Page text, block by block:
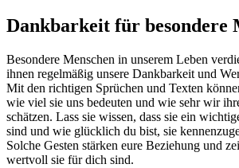
Dankbarkeit für besondere
Besondere Menschen in unserem Leben
ihnen regelmäßig unsere Dankbarkeit und
Mit den richtigen Sprüchen und Texten
wie viel sie uns bedeuten und wie sehr wir
schätzen. Lass sie wissen, dass sie ein
sind und wie glücklich du bist, sie
Solche Gesten stärken eure Beziehung und
wertvoll sie für dich sind.